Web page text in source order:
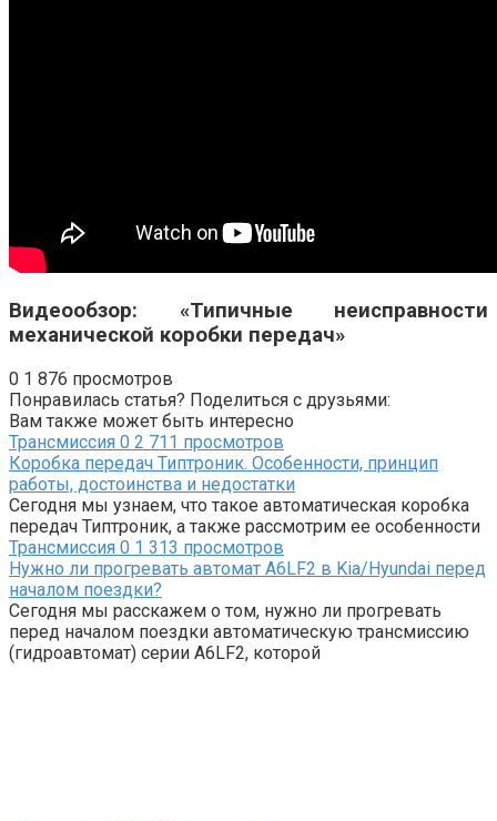
Видеообзор: «Типичные неисправности
механической коробки передач»
0 1 876 просмотров
Понравилась статья? Поделиться с друзьями:
Вам также может быть интересно
Трансмиссия 0 2 711 просмотров
Коробка передач Типтроник. Особенности, принцип
работы, достоинства и недостатки
Сегодня мы узнаем, что такое автоматическая коробка
передач Типтроник, а также рассмотрим ее особенности
Трансмиссия 0 1 313 просмотров
Нужно ли прогревать автомат A6LF2 в Kia/Hyundai перед
началом поездки?
Сегодня мы расскажем о том, нужно ли прогревать
перед началом поездки автоматическую трансмиссию
(гидроавтомат) серии A6LF2, которой